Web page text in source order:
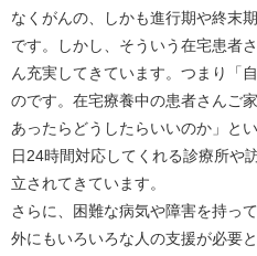
なくがんの、しかも進行期や終末
です。しかし、そういう在宅患者
ん充実してきています。つまり「
のです。在宅療養中の患者さんご
あったらどうしたらいいのか」と
日24時間対応してくれる診療所や
立されてきています。
さらに、困難な病気や障害を持っ
外にもいろいろな人の支援が必要